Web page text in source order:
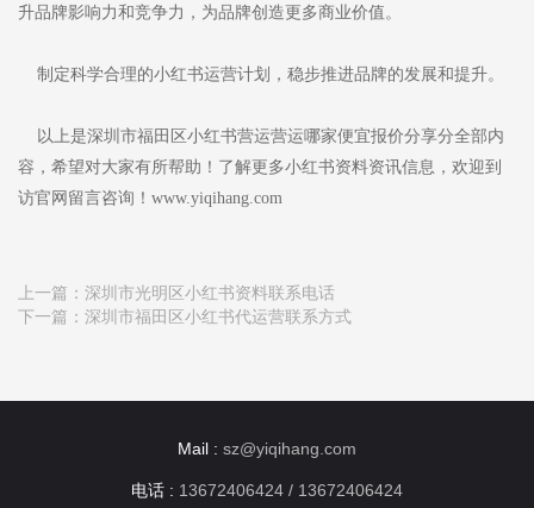
升品牌影响力和竞争力，为品牌创造更多商业价值。
制定科学合理的小红书运营计划，稳步推进品牌的发展和提升。
以上是深圳市福田区小红书营运营运哪家便宜报价分享分全部内
容，希望对大家有所帮助！了解更多小红书资料资讯信息，欢迎到
访官网留言咨询！www.yiqihang.com
上一篇： 深圳市光明区小红书资料联系电话
下一篇： 深圳市福田区小红书代运营联系方式
Mail : sz@yiqihang.com
电话 : 13672406424 / 13672406424